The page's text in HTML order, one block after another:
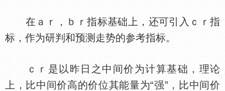
在ａｒ，ｂｒ指标基础上，还可引入ｃｒ指
标，作为研判和预测走势的参考指标。
ｃｒ是以昨日之中间价为计算基础，理论
上，比中间价高的价位其能量为“强”，比中间价